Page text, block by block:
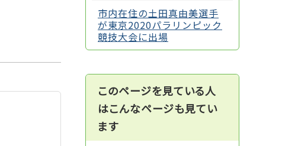
市内在住の土田真由美選手
が東京2020パラリンピック
競技大会に出場
このページを見ている人
はこんなページも見てい
ます